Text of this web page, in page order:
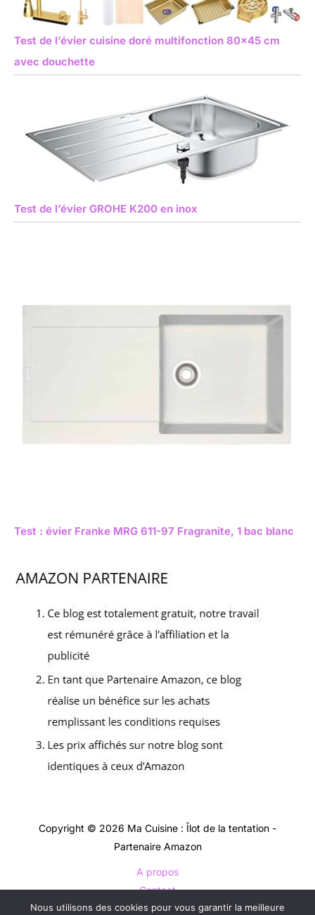
Test de l’évier cuisine doré multifonction 80×45 cm
avec douchette
Test de l’évier GROHE K200 en inox
Test : évier Franke MRG 611-97 Fragranite, 1 bac blanc
Copyright © 2026 Ma Cuisine : Îlot de la tentation -
Partenaire Amazon
A propos
Contact
Plan du site
Nous utilisons des cookies pour vous garantir la meilleure